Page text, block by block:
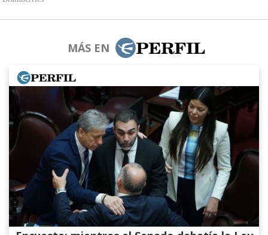
MÁS EN